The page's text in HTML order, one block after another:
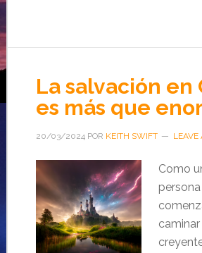
La salvación en
es más que
20/03/2024POR KEITH SWIFT LEAVE
Como